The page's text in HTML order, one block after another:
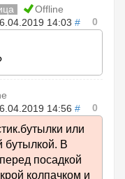
Offline
14:03 # 0
14:56 # 0
или
бутылкой. В
посадкой
колпачком и